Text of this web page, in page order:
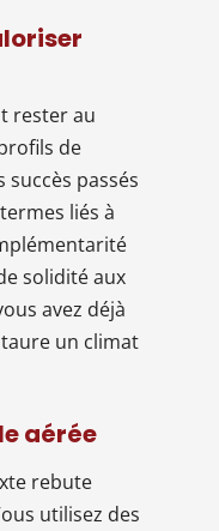
rester au
de
succès passés
liés à
solidité aux
avez déjà
un climat
aérée
rebute
utilisez des